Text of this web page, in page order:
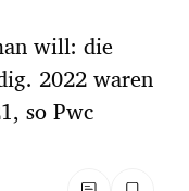
will: die
2022 waren
so Pwc